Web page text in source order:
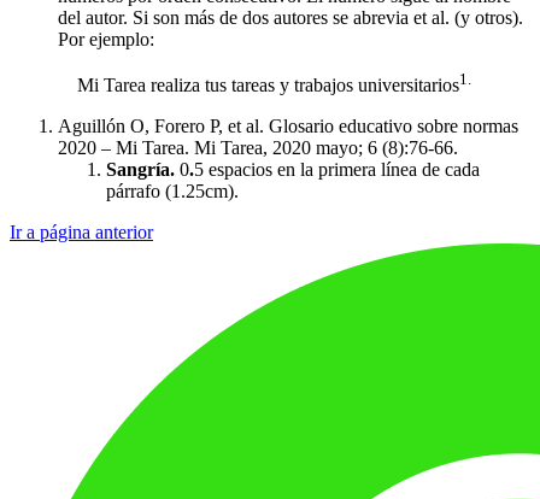
del autor. Si son más de dos autores se abrevia et al. (y otros).
Por ejemplo:
Mi Tarea realiza tus tareas y trabajos universitarios1.
Aguillón O, Forero P, et al. Glosario educativo sobre normas
2020 – Mi Tarea. Mi Tarea, 2020 mayo; 6 (8):76-66.
Sangría. 0.5 espacios en la primera línea de cada
párrafo (1.25cm).
Ir a página anterior